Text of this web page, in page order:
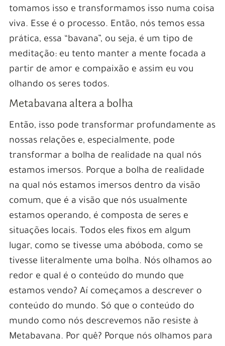
tomamos isso e transformamos isso numa coisa
viva. Esse é o processo. Então, nós temos essa
prática, essa “bavana”, ou seja, é um tipo de
meditação: eu tento manter a mente focada a
partir de amor e compaixão e assim eu vou
olhando os seres todos.
Metabavana altera a bolha
Então, isso pode transformar profundamente as
nossas relações e, especialmente, pode
transformar a bolha de realidade na qual nós
estamos imersos. Porque a bolha de realidade
na qual nós estamos imersos dentro da visão
comum, que é a visão que nós usualmente
estamos operando, é composta de seres e
situações locais. Todos eles fixos em algum
lugar, como se tivesse uma abóboda, como se
tivesse literalmente uma bolha. Nós olhamos ao
redor e qual é o conteúdo do mundo que
estamos vendo? Aí começamos a descrever o
conteúdo do mundo. Só que o conteúdo do
mundo como nós descrevemos não resiste à
Metabavana. Por quê? Porque nós olhamos para